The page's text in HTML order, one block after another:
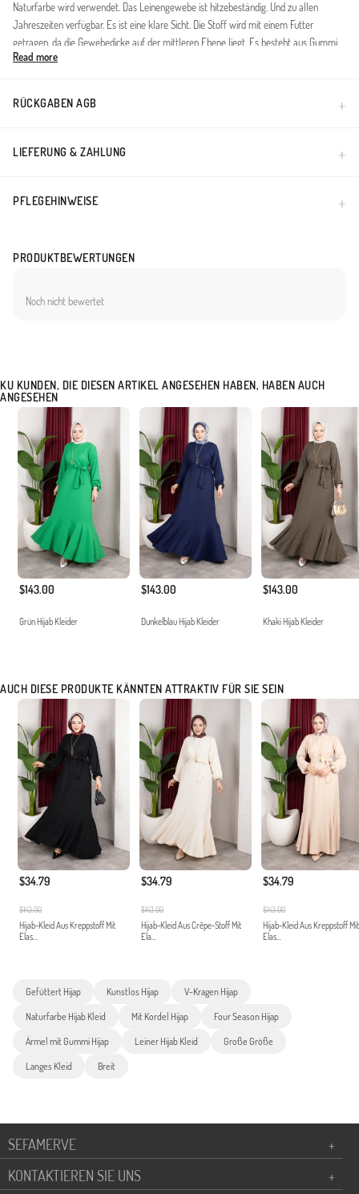
Naturfarbe wird verwendet. Das Leinengewebe ist hitzebeständig. Und zu allen
Jahreszeiten verfügbar. Es ist eine klare Sicht. Die Stoff wird mit einem Futter
getragen, da die Gewebedicke auf der mittleren Ebene liegt. Es besteht aus Gummi
Ärmeln. Es ist in Form von V-Ausschnitt geschnitten und eine anderes aussehen ist an
Größen Option ist verfügbar.
Read more
RÜCKGABEN AGB
LIEFERUNG & ZAHLUNG
PFLEGEHINWEISE
PRODUKTBEWERTUNGEN
Noch nicht bewertet
KU KUNDEN, DIE DIESEN ARTIKEL ANGESEHEN HABEN, HABEN AUCH
ANGESEHEN
$143.00
Grün Hijab Kleider
$143.00
Dunkelblau Hijab Kleider
$143.00
Khaki Hijab Kleider
AUCH DIESE PRODUKTE KÄNNTEN ATTRAKTIV FÜR SIE SEIN
$34.79
$143.00
Hijab-Kleid Aus Kreppstoff Mit
Elas...
$34.79
$143.00
Hijab-Kleid Aus Crêpe-Stoff Mit
Ela...
$34.79
$143.00
Hijab-Kleid Aus Kreppstoff Mit
Elas...
Gefüttert Hijap Kunstlos Hijap V-Kragen Hijap
Naturfarbe Hijab Kleid Mit Kordel Hijap Four Season Hijap
Ärmel mit Gummi Hijap Leiner Hijab Kleid Große Größe
Langes Kleid Breit
SEFAMERVE
+
KONTAKTIEREN SIE UNS
+